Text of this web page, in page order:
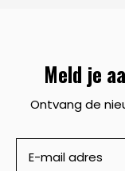
Meld je
Ontvang de